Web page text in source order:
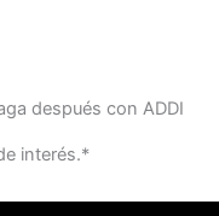
después con ADDI
interés.*